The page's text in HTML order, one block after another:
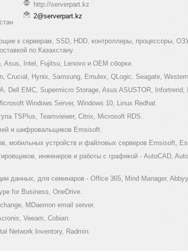
http://serverpart.kz
2@serverpart.kz
к серверам, SSD, HDD, контроллеры, процессоры,
по Казахстану.
Asus, Intel, Fujitsu, Lenovo и ОЕМ сборки.
Crucial, Hynix, Samsung, Emulex, QLogic, Seagate,
Dell EMC, Supermicro Storage, Asus ASUSTOR, Infortrend,
Windows Server, Windows 10, Linux Redhat.
TSPlus, Teamviewer, Citrix, Microsoft RDS.
и шифровальщиков Emsisoft.
мобильных устройств и файловых серверов Emsisoft,
инженеров и работы с графикой - AutoCAD,
данных, для семинаров - Office 365, Mind Manager,
for Business, OneDrive.
MDaemon email server.
Veeam, Cobian.
Network Inventory, Radmin.